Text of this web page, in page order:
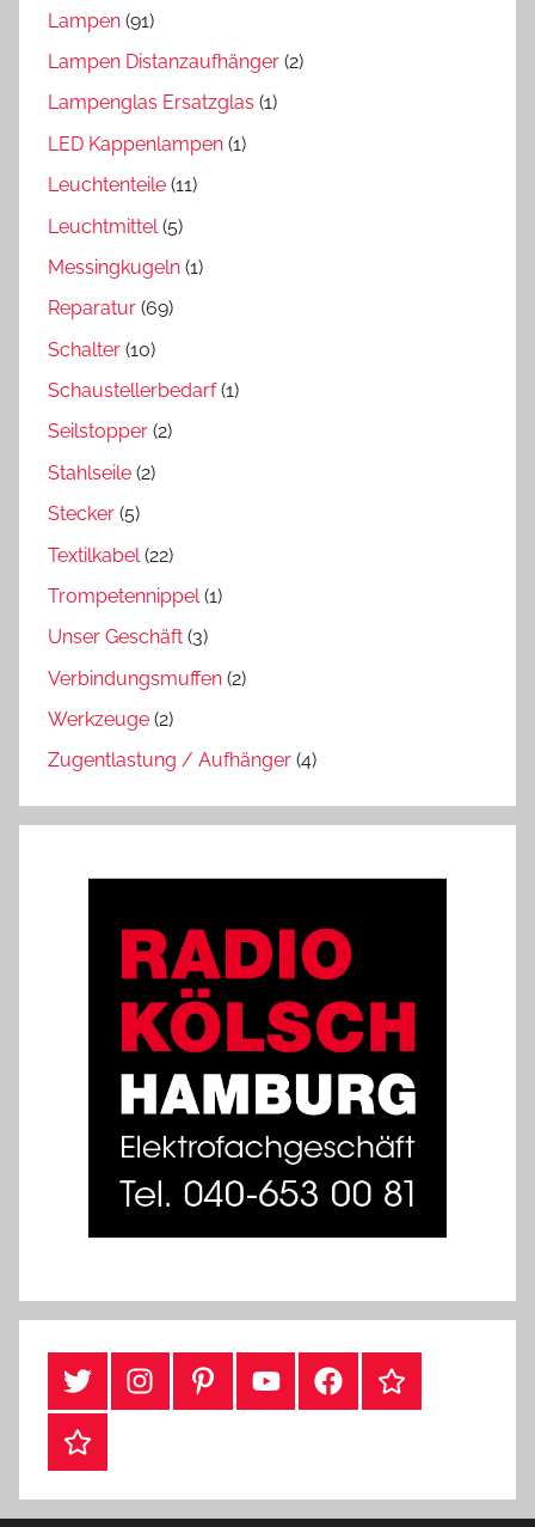
Lampen (91)
Lampen Distanzaufhänger (2)
Lampenglas Ersatzglas (1)
LED Kappenlampen (1)
Leuchtenteile (11)
Leuchtmittel (5)
Messingkugeln (1)
Reparatur (69)
Schalter (10)
Schaustellerbedarf(1)
Seilstopper (2)
Stahlseile (2)
Stecker (5)
Textilkabel (22)
Trompetennippel(1)
Unser Geschäft (3)
Verbindungsmuffen (2)
Werkzeuge (2)
Zugentlastung / Aufhänger (4)
#TwitterInstagramPinterestYouTubeFacebookTikTok
Webshop